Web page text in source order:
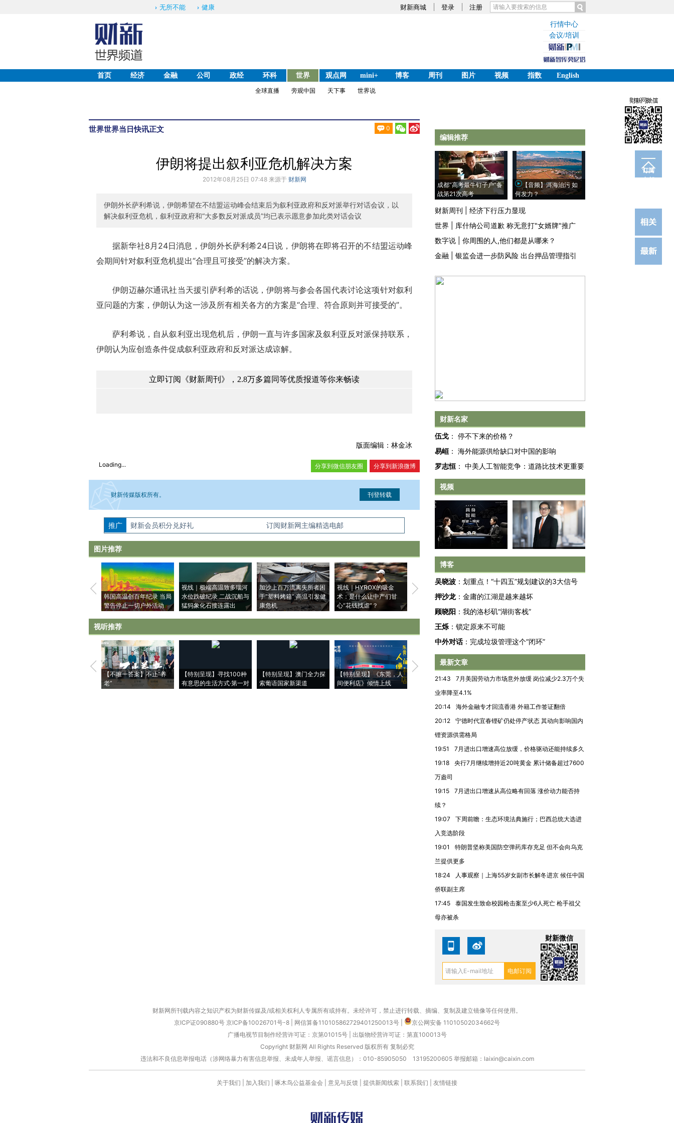
财新商城 登录 注册
无所不能 健康
行情中心
会议/培训
首页 经济 金融 公司 政经 环科 世界 观点网 mini+ 博客 周刊 图片 视频 指数
English
全球直播
旁观中国 天下事 世界说
世界世界当日快讯正文 0
订阅
电邮
伊朗将提出叙利亚危机解决方案
2012年08月25日 07:48 来源于 财新网
伊朗外长萨利希说，伊朗希望在不结盟运动峰会结束后为叙利亚政府和反对派举行对话会议，以
解决叙利亚危机，叙利亚政府和“大多数反对派成员”均已表示愿意参加此类对话会议
据新华社8月24日消息，伊朗外长萨利希24日说，伊朗将在即将召开的不结盟运动峰
会期间针对叙利亚危机提出“合理且可接受”的解决方案。
伊朗迈赫尔通讯社当天援引萨利希的话说，伊朗将与参会各国代表讨论这项针对叙利
亚问题的方案，伊朗认为这一涉及所有相关各方的方案是“合理、符合原则并可接受的”。
萨利希说，自从叙利亚出现危机后，伊朗一直与许多国家及叙利亚反对派保持联系，
伊朗认为应创造条件促成叙利亚政府和反对派达成谅解。
立即订阅《财新周刊》，2.8万多篇同等优质报道等你来畅读
版面编辑：林金冰
Loading... 分享到新浪微博
分享到微信朋友圈
财新传媒版权所有。
如需刊登转载请点击右侧按钮，提交相关信息。经确认即可刊登转载。
推广 财新会员积分兑好礼 订阅财新网主编精选电邮
图片推荐
韩国高温创百年纪录 当局
警告停止一切户外活动
视线｜极端高温致多瑙河
水位跌破纪录 二战沉船与
猛犸象化石接连露出
加沙上百万流离失所者困
于“塑料烤箱” 高温引发健
康危机
视线｜HYROX的吸金
术：是什么让中产们甘
心“花钱找虐”？
马航飞行员跨国走私7万
粒摇头丸 尿检体内含3种
视线｜被称为“蟑螂”的印
度Z世代 用街头抗争将教
视线｜“入侵”还是“人道危
视听推荐
【不唯一答案】不止“养
老”
【特别呈现】寻找100种
有意思的生活方式·第一对
【特别呈现】澳门全力探
索葡语国家新渠道
【特别呈现】《东莞，人
间便利店》倾情上线
【推广】走进第四届链博
会，让数智科技“链”接产
【特别呈现】寻找100种
有意思的生活方式·第三对
CFO：不靠规模取胜，华
住三大增长引擎是什么？
编辑推荐
成都“高考最牛钉子户”备
战第21次高考
【音频】洱海治污 如
何发力？
财新周刊
经济下行压力显现
世界
库什纳公司道歉 称无意打"女婿牌"推广
数字说
你周围的人,他们都是从哪来？
金融
银监会进一步防风险 出台押品管理指引
财新名家
伍戈 ： 停不下来的价格？
易峘 ： 海外能源供给缺口对中国的影响
罗志恒 ： 中美人工智能竞争：道路比技术更重要
视频
博客
吴晓波 ： 划重点！“十四五”规划建议的3大信号
押沙龙 ： 金庸的江湖是越来越坏
顾晓阳 ： 我的洛杉矶“湖街客栈”
王烁 ： 锁定原来不可能
中外对话： 完成垃圾管理这个“闭环”
最新文章
21:43
7月美国劳动力市场意外放缓 岗位减少2.3万个失
业率降至4.1%
20:14
海外金融专才回流香港 外籍工作签证翻倍
20:12
宁德时代宜春锂矿仍处停产状态 其动向影响国内
锂资源供需格局
19:51
7月进出口增速高位放缓，价格驱动还能持续多久
19:18
央行7月继续增持近20吨黄金 累计储备超过7600
万盎司
19:15
7月进出口增速从高位略有回落 涨价动力能否持
续？
19:07
下周前瞻：生态环境法典施行；巴西总统大选进
入竞选阶段
19:01
特朗普坚称美国防空弹药库存充足 但不会向乌克
兰提供更多
18:24
人事观察｜上海55岁女副市长解冬进京 候任中国
侨联副主席
17:45
泰国发生致命校园枪击案至少6人死亡 枪手祖父
母亦被杀
财新微信
财新网所刊载内容之知识产权为财新传媒及/或相关权利人专属所有或持有。未经许可，禁止进行转载、摘编、复制及建立镜像等任何使用。
京ICP证090880号 京ICP备10026701号-8 网信算备110105862729401250013号
京公网安备 11010502034662号
广播电视节目制作经营许可证：京第01015号| 出版物经营许可证：第直100013号
Copyright 财新网 All Rights Reserved 版权所有 复制必究
违法和不良信息举报电话（涉网络暴力有害信息举报、未成年人举报、谣言信息）：010-85905050 13195200605 举报邮箱：laixin@caixin.com
关于我们 加入我们 啄木鸟公益基金会 意见与反馈 提供新闻线索 联系我们 友情链接